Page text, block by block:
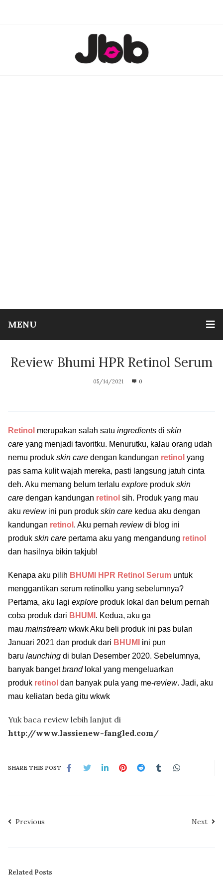
MENU
Review Bhumi HPR Retinol Serum
05/14/2021 0
Retinol merupakan salah satu ingredients di skin
care yang menjadi favoritku. Menurutku, kalau orang udah
nemu produk skin care dengan kandungan retinol yang
pas sama kulit wajah mereka, pasti langsung jatuh cinta
deh. Aku memang belum terlalu explore produk skin
care dengan kandungan retinol sih. Produk yang mau
aku reviewini pun produk skin care kedua aku dengan
kandungan retinol . Aku pernah reviewdi blog ini
produk skin care pertama aku yang mengandung retinol
dan hasilnya bikin takjub!
Kenapa aku pilih BHUMI HPR Retinol Serum untuk
menggantikan serum retinolku yang sebelumnya?
Pertama, aku lagi explore produk lokal dan belum pernah
coba produk dari BHUMI . Kedua, aku ga
mau mainstream wkwk Aku beli produk ini pas bulan
Januari 2021 dan produk dari BHUMI
ini pun
baru launching di bulan Desember 2020. Sebelumnya,
banyak bangetbrandlokal yang mengeluarkan
produk retinol dan banyak pula yang me-review. Jadi, aku
mau keliatan beda gitu wkwk
Yuk baca review lebih lanjut di
http://www.lassienew-fangled.com/
SHARE THIS POST
Previous Next
Related Posts